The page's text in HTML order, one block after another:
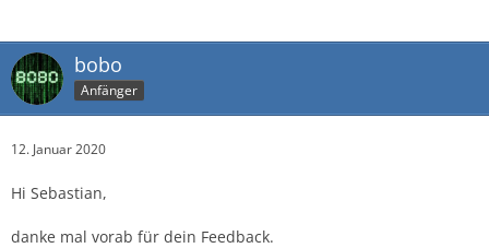
bobo
Anfänger
12. Januar 2020
Hi Sebastian,
danke mal vorab für dein Feedback.